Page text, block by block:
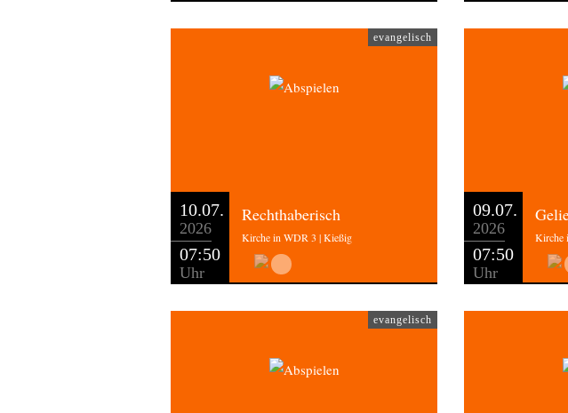
evangelisch
10.07.
2026
07:50
Uhr
Rechthaberisch
Kirche in WDR 3 | Kießig
09.07.
2026
07:50
Uhr
Kirche
evangelisch